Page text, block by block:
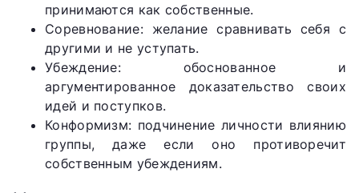
принимаются как собственные.
Соревнование: желание сравнивать себя с
другими и не уступать.
Убеждение: обоснованное и
аргументированное доказательство своих
идей и поступков.
Конформизм: подчинение личности влиянию
группы, даже если оно противоречит
собственным убеждениям.